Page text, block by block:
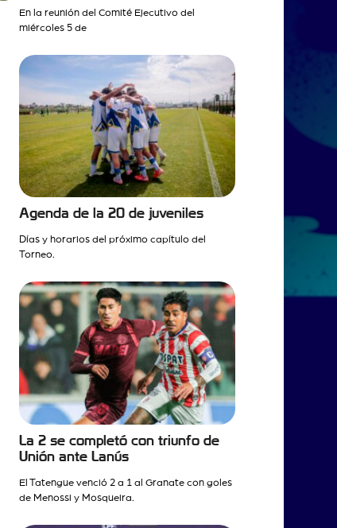
En la reunión del Comité Ejecutivo del
miércoles 5 de
Agenda de la 20 de juveniles
Días y horarios del próximo capítulo del
Torneo.
La 2 se completó con triunfo de
Unión ante Lanús
El Tatengue venció 2 a 1 al Granate con goles
de Menossi y Mosqueira.